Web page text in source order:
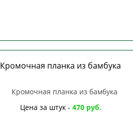
Кромочная планка из бамбука
Цена за штук - 470 руб.